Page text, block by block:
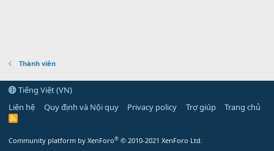
Thành viên
Tiếng Việt (VN)
Liên hệ
Quy định và Nội quy Privacy policy Trợ giúp Trang chủ
R
Community platform by XenForo® © 2010-2021 XenForo Ltd.